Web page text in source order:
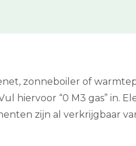
zonneboiler of
hiervoor “0 M3 gas” in.
zijn al verkrijgbaar